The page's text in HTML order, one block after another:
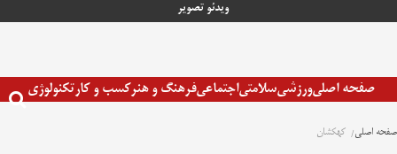
ویدئو تصویر
صفحه اصلیورزشیسلامتیاجتماعیفرهنگ و هنرکسب و کارتکنولوژی
صفحه اصلی کهکشان